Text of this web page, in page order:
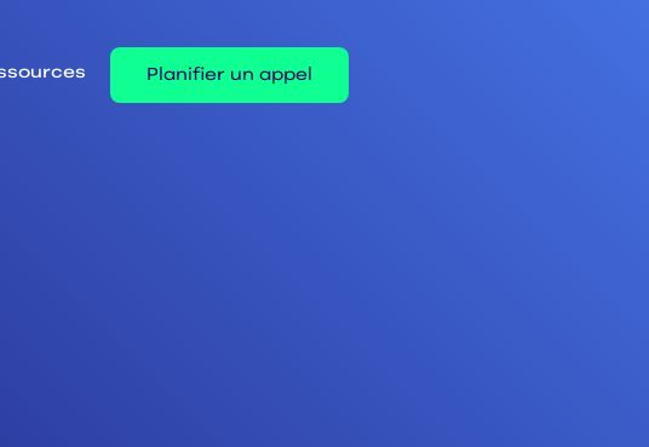
Planifier un appel